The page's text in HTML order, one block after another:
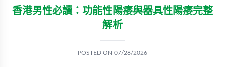
香港男性必讀：功能性陽痿與器具性陽痿完整
解析
POSTED ON 07/28/2026